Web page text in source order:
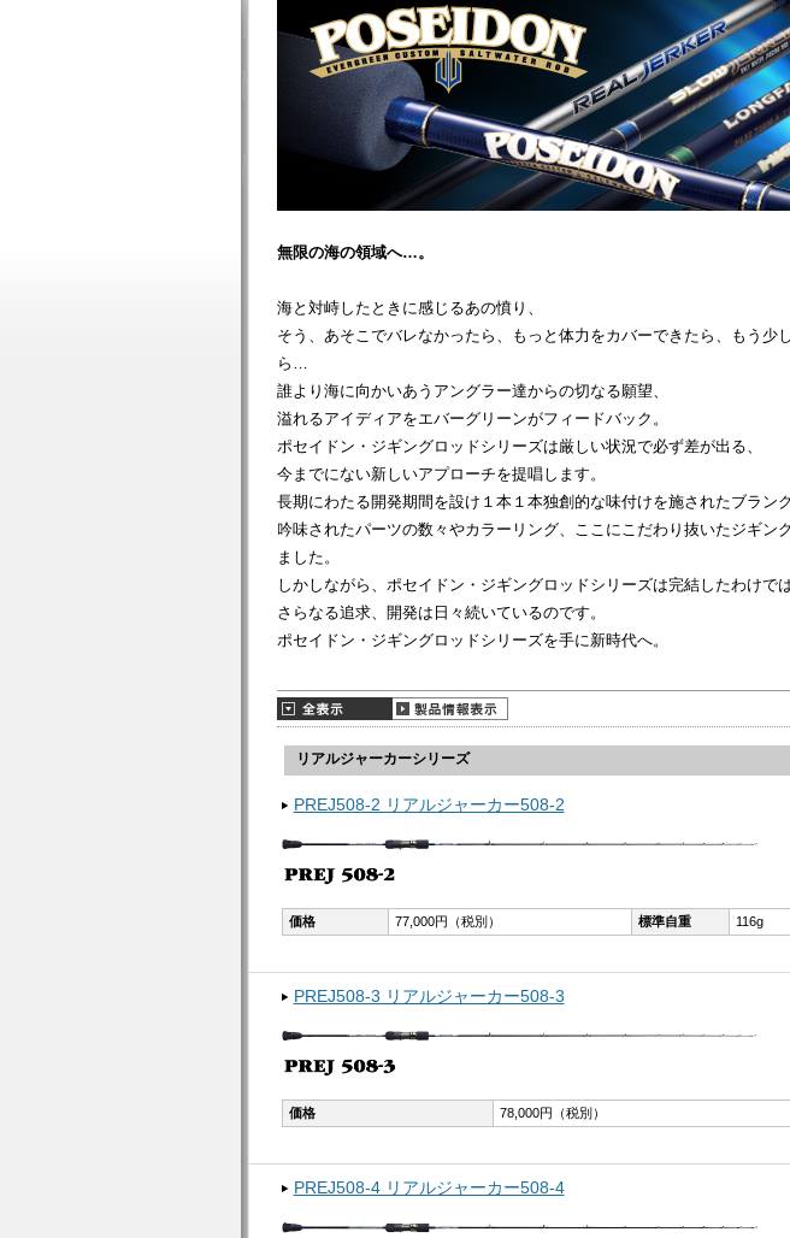
無限の海の領域へ…。
海と対峙したときに感じるあの憤り、
そう、あそこでバレなかったら、もっと体力をカバーできたら、もう少
ら…
誰より海に向かいあうアングラー達からの切なる願望、
溢れるアイディアをエバーグリーンがフィードバック。
ポセイドン・ジギングロッドシリーズは厳しい状況で必ず差が出る、
今までにない新しいアプローチを提唱します。
長期にわたる開発期間を設け１本１本独創的な味付けを施されたブランク
吟味されたパーツの数々やカラーリング、ここにこだわり抜いたジギン
ました。
しかしながら、ポセイドン・ジギングロッドシリーズは完結したわけで
さらなる追求、開発は日々続いているのです。
ポセイドン・ジギングロッドシリーズを手に新時代へ。
リアルジャーカーシリーズ
PREJ508-2 リアルジャーカー508-2
価格 77,000円（税別） 標準自重 116g
PREJ508-3 リアルジャーカー508-3
価格 78,000円（税別）
PREJ508-4 リアルジャーカー508-4